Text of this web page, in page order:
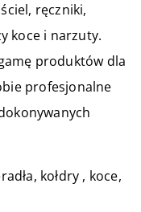
ręczniki,
koce i narzuty.
produktów dla
profesjonalne
kołdry , koce,